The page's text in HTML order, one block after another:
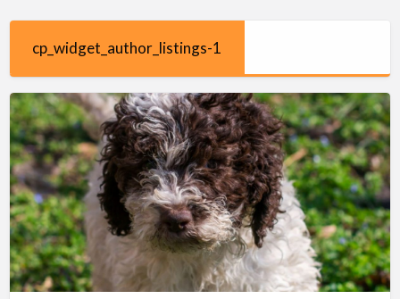
cp_widget_author_listings-1
Lagoto
romanjolo
štenci